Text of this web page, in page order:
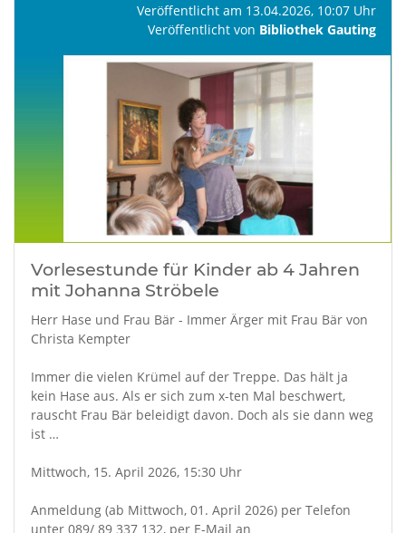
Veröffentlicht am 13.04.2026, 10:07 Uhr
Veröffentlicht von Bibliothek Gauting
Vorlesestunde für Kinder ab 4 Jahren
mit Johanna Ströbele
Herr Hase und Frau Bär - Immer Ärger mit Frau Bär von
Christa Kempter
Immer die vielen Krümel auf der Treppe. Das hält ja
kein Hase aus. Als er sich zum x-ten Mal beschwert,
rauscht Frau Bär beleidigt davon. Doch als sie dann weg
ist …
Mittwoch, 15. April 2026, 15:30 Uhr
Anmeldung (ab Mittwoch, 01. April 2026) per Telefon
unter 089/ 89 337 132, per E-Mail an